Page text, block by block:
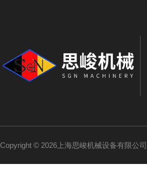
Copyright © 2026上海思峻机械设备有限公